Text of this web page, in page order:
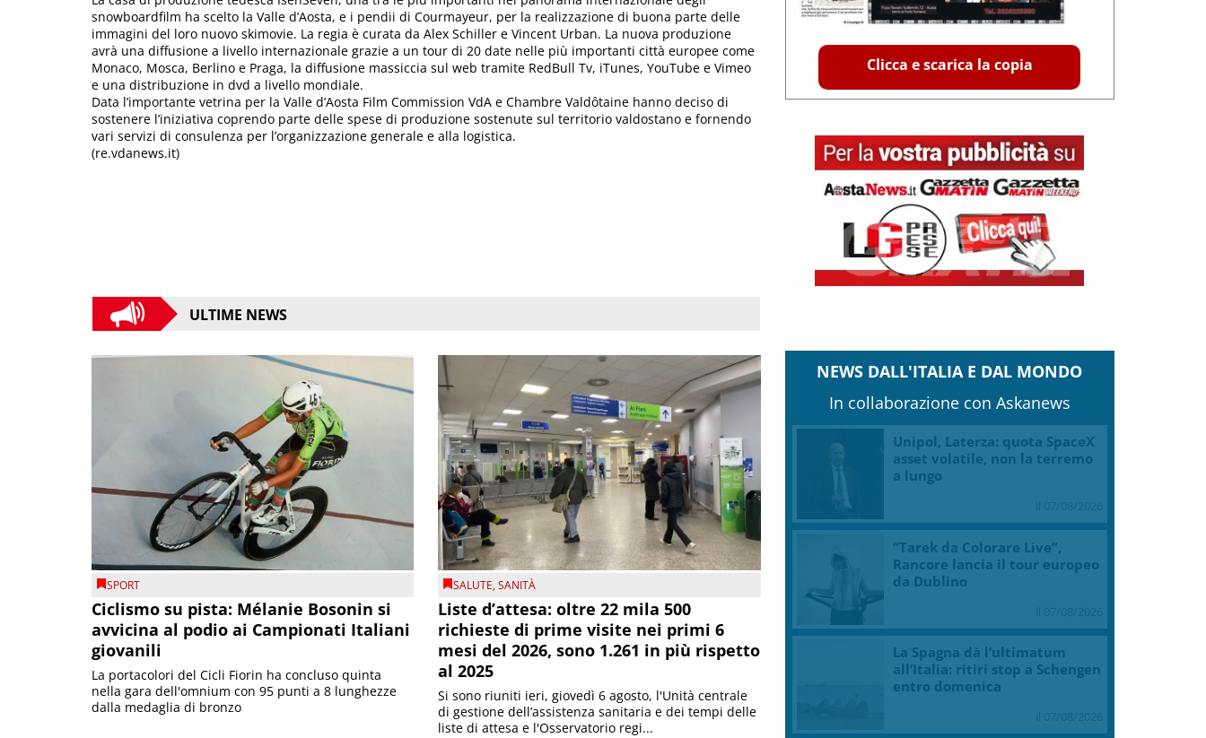
snowboardfilm ha scelto la Valle d’Aosta, e i pendii di Courmayeur, per la realizzazione di buona parte delle
immagini del loro nuovo skimovie. La regia è curata da Alex Schiller e Vincent Urban. La nuova produzione
avrà una diffusione a livello internazionale grazie a un tour di 20 date nelle più importanti città europee come
Monaco, Mosca, Berlino e Praga, la diffusione massiccia sul web tramite RedBull Tv, iTunes, YouTube e Vimeo
e una distribuzione in dvd a livello mondiale.
Data l’importante vetrina per la Valle d’Aosta Film Commission VdA e Chambre Valdôtaine hanno deciso di
sostenere l’iniziativa coprendo parte delle spese di produzione sostenute sul territorio valdostano e fornendo
vari servizi di consulenza per l’organizzazione generale e alla logistica.
(re.vdanews.it)
ULTIME NEWS
SPORT
Ciclismo su pista: Mélanie Bosonin si
avvicina al podio ai Campionati Italiani
giovanili
La portacolori del Cicli Fiorin ha concluso quinta
nella gara dell'omnium con 95 punti a 8 lunghezze
dalla medaglia di bronzo
SALUTE,SANITÀ
Liste d’attesa: oltre 22 mila 500
richieste di prime visite nei primi 6
mesi del 2026, sono 1.261 in più rispetto
al 2025
Si sono riuniti ieri, giovedì 6 agosto, l'Unità centrale
di gestione dell’assistenza sanitaria e dei tempi delle
liste di attesa e l'Osservatorio regi...
Clicca e scarica la copia
NEWS DALL'ITALIA E DAL MONDO
In collaborazione con Askanews
Unipol, Laterza: quota SpaceX
asset volatile, non la terremo
a lungo
“Tarek da Colorare Live”,
Rancore lancia il tour europeo
da Dublino
La Spagna dà l’ultimatum
all’Italia: ritiri stop a Schengen
entro domenica